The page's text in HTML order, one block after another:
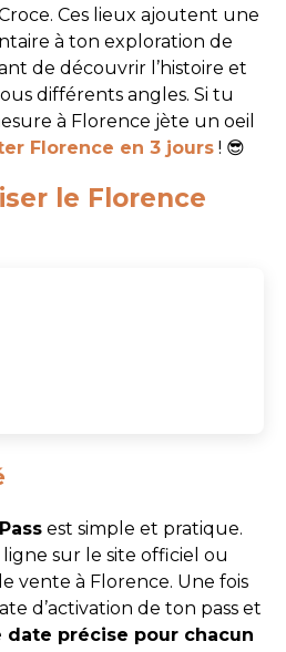
Ces lieux ajoutent une
à ton exploration de
de découvrir l’histoire et
différents angles. Si tu
à Florence jète un oeil
Florence en 3 jours ! 😎
le Florence
est simple et pratique.
sur le site officiel ou
vente à Florence. Une fois
d’activation de ton pass et
date précise pour chacun